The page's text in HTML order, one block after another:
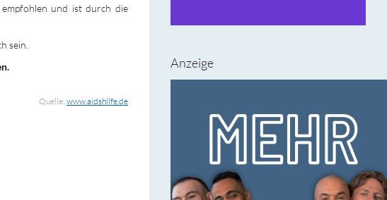
und ist durch die
sein.
Quelle: www.aidshilfe.de
Anzeige